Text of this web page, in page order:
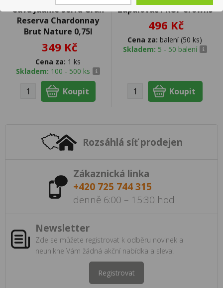
Cava Jaume Serra Gran
Reserva Chardonnay
Brut Nature 0,75l
349 Kč
Cena za: 1 ks
Skladem: 100 - 500 ks
Zapalovač PROF Crowns
496 Kč
Cena za: balení (50 ks)
Skladem: 5 - 50 balení
Rozsáhlá síť prodejen
Zákaznická linka
+420 725 744 315
denně 6:00 – 15:30 hod
Newsletter
Zde se můžete registrovat k odběru novinek a
neunikne Vám žádná akční nabídka a sleva!
Registrovat